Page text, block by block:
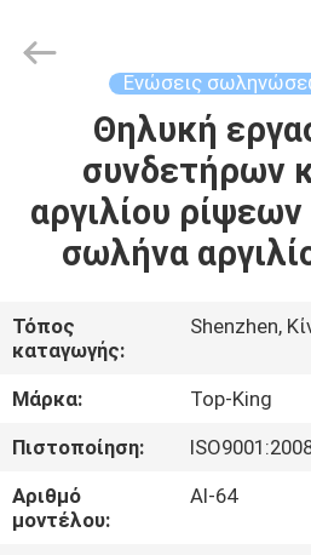
ΠΡΟΪΌΝΤΑ
ΜΕ
ΕΜΆΣ
ΕΠΙΣΚΈΨΕΙΣ
ΣΤΟ
ΕΡΓΟΣΤΆΣΙΟ
Ενώσεις
Θηλυκή
συνδετήρων
αργιλίου
σωλήνα
Τόπος
καταγωγής:
Shenzhen,
Μάρκα:
Top-King
Πιστοποίηση:
Αριθμό
μοντέλου:
Al-64